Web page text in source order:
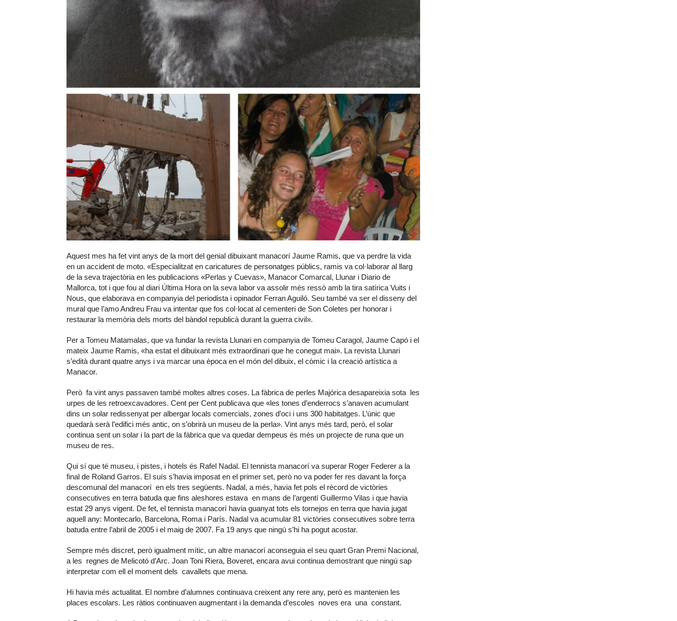
Aquest mes ha fet vint anys de la mort del genial dibuixant manacorí Jaume Ramis, que va perdre la vida
en un accident de moto. «Especialitzat en caricatures de personatges públics, ramis va col·laborar al llarg
de la seva trajectòria en les publicacions «Perlas y Cuevas», Manacor Comarcal, Llunar i Diario de
Mallorca, tot i que fou al diari Última Hora on la seva labor va assolir més ressò amb la tira satírica Vuits i
Nous, que elaborava en companyia del periodista i opinador Ferran Aguiló. Seu també va ser el disseny del
mural que l’amo Andreu Frau va intentar que fos col·locat al cementeri de Son Coletes per honorar i
restaurar la memòria dels morts del bàndol republicà durant la guerra civil».
Per a Tomeu Matamalas, que va fundar la revista Llunari en companyia de Tomeu Caragol, Jaume Capó i el
mateix Jaume Ramis, «ha estat el dibuixant més extraordinari que he conegut mai». La revista Llunari
s’edità durant quatre anys i va marcar una època en el món del dibuix, el còmic i la creació artística a
Manacor.
Però fa vint anys passaven també moltes altres coses. La fàbrica de perles Majórica desapareixia sota les
urpes de les retroexcavadores. Cent per Cent publicava que «les tones d’enderrocs s’anaven acumulant
dins un solar redissenyat per albergar locals comercials, zones d’oci i uns 300 habitatges. L’únic que
quedarà serà l’edifici més antic, on s’obrirà un museu de la perla». Vint anys més tard, però, el solar
continua sent un solar i la part de la fàbrica que va quedar dempeus és més un projecte de runa que un
museu de res.
Qui sí que té museu, i pistes, i hotels és Rafel Nadal. El tennista manacorí va superar Roger Federer a la
final de Roland Garros. El suís s’havia imposat en el primer set, però no va poder fer res davant la força
descomunal del manacorí en els tres següents. Nadal, a més, havia fet pols el rècord de victòries
consecutives en terra batuda que fins aleshores estava en mans de l’argentí Guillermo Vilas i que havia
estat 29 anys vigent. De fet, el tennista manacorí havia guanyat tots els tornejos en terra que havia jugat
aquell any: Montecarlo, Barcelona, Roma i París. Nadal va acumular 81 victòries consecutives sobre terra
batuda entre l’abril de 2005 i el maig de 2007. Fa 19 anys que ningú s’hi ha pogut acostar.
Sempre més discret, però igualment mític, un altre manacorí aconseguia el seu quart Gran Premi Nacional,
a les regnes de Melicotó d’Arc. Joan Toni Riera, Boveret, encara avui continua demostrant que ningú sap
interpretar com ell el moment dels cavallets que mena.
Hi havia més actualitat. El nombre d’alumnes continuava creixent any rere any, però es mantenien les
places escolars. Les ràtios continuaven augmentant i la demanda d’escoles noves era una constant.